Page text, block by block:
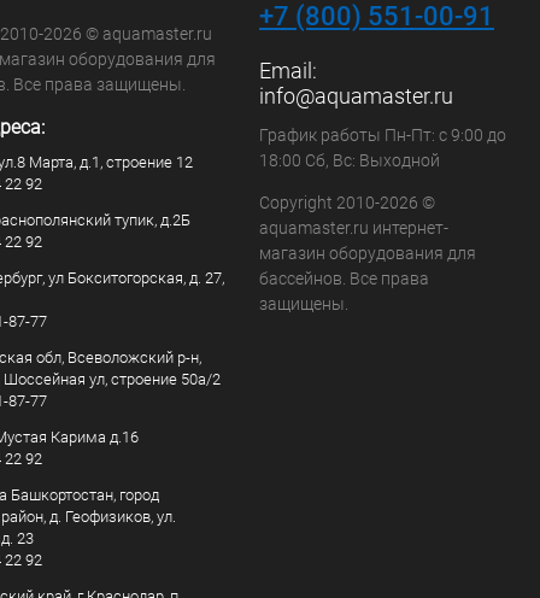
2026 © aquamaster.ru
оборудования для
Все права защищены.
Марта, д.1, строение 12
22 92
тупик, д.2Б
22 92
ул Бокситогорская, д. 27,
87-77
обл, Всеволожский р-н,
Шоссейная ул, строение 50а/2
87-77
Карима д.16
22 92
Башкортостан, город
д. Геофизиков, ул.
23
22 92
+7 (800) 551-00-91
Email:
info@aquamaster.ru
График работы Пн-Пт: с 9:00 до
18:00 Сб, Вс: Выходной
Copyright 2010-2026 ©
aquamaster.ru интернет-
магазин оборудования для
бассейнов. Все права
защищены.